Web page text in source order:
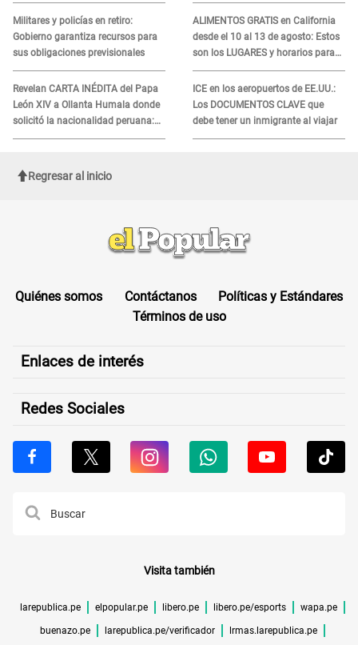
Militares y policías en retiro:
Gobierno garantiza recursos para
sus obligaciones previsionales
Revelan CARTA INÉDITA del Papa
León XIV a Ollanta Humala donde
solicitó la nacionalidad peruana:
"Durante toda..."
ALIMENTOS GRATIS en California
desde el 10 al 13 de agosto: Estos
son los LUGARES y horarios para
recibir la ayuda
ICE en los aeropuertos de EE.UU.:
Los DOCUMENTOS CLAVE que
debe tener un inmigrante al viajar
Regresar al inicio
Quiénes somos Contáctanos
Políticas y Estándares
Términos de uso
Enlaces de interés
Redes Sociales
Visita también
larepublica.pe elpopular.pe libero.pe libero.pe/esports wapa.pe
buenazo.pe larepublica.pe/verificador lrmas.larepublica.pe